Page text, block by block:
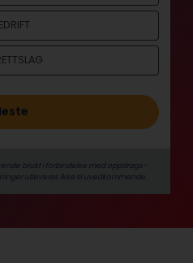
brukt i forbindelse med oppdrags­
utleveres ikke til uvedkommende.